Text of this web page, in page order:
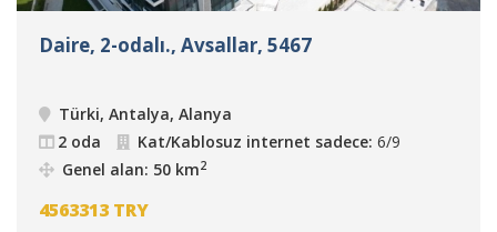
Daire, 2-odalı., Avsallar, 5467
Türki, Antalya, Alanya
2 oda
Kat/Kablosuz internet sadece: 6/9
Genel alan: 50 km2
4563313 TRY